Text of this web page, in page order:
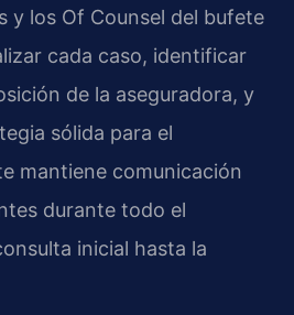
y los Of Counsel del bufete
cada caso, identificar
de la aseguradora, y
sólida para el
mantiene comunicación
durante todo el
inicial hasta la